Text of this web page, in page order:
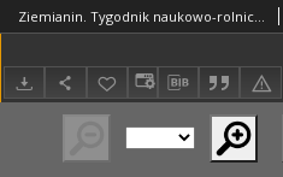
Ziemianin. Tygodnik naukowo-rolniczy i ekonomiczny; organ Centralnego Towarzystwa Gospodarczego w Wielkiem Księstwie Poznańskiem 1907.08.31 R.57 Nr35